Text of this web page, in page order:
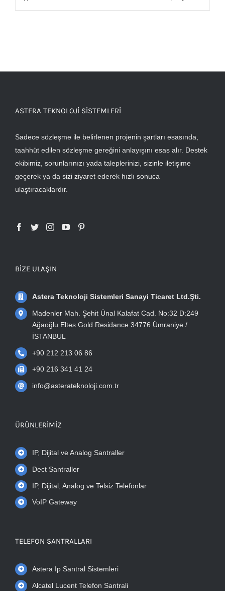
ASTERA TEKNOLOJI SISTEMLERI
Sadece sözleşme ile belirlenen projenin şartları esasında,
taahhüt edilen sözleşme gereğini anlayışını esas alır. Destek
ekibimiz, sorunlarınızı yada taleplerinizi, sizinle iletişime
geçerek ya da sizi ziyaret ederek hızlı sonuca
ulaştıracaklardır.
BIZE ULAŞIN
Astera Teknoloji Sistemleri Sanayi Ticaret Ltd.Şti.
Madenler Mah. Şehit Ünal Kalafat Cad. No:32 D:249
Ağaoğlu Eltes Gold Residance 34776 Ümraniye /
İSTANBUL
+90 212 213 06 86
+90 216 341 41 24
info@asterateknoloji.com.tr
ÜRÜNLERIMIZ
IP, Dijital ve Analog Santraller
Dect Santraller
IP, Dijital, Analog ve Telsiz Telefonlar
VoIP Gateway
TELEFON SANTRALLARI
Astera Ip Santral Sistemleri
Alcatel Lucent Telefon Santrali